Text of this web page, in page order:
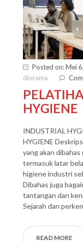
Posted on: Mei
diorama
HYGIENE
INDUSTRIAL
HYGIENE
yang akan
termasuk latar
higiene industri
Dibahas juga
tantangan dan
Sejarah dan
READ MORE